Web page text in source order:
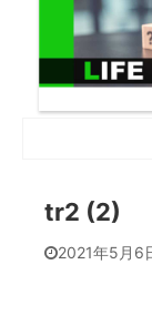
tr2 (2)
2021年5月6